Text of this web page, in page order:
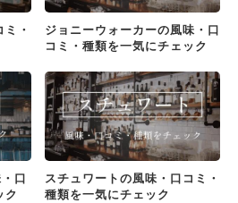
・
ジョニーウォーカーの風味・口
コミ・種類を一気にチェック
口
ク
スチュワートの風味・口コミ・
種類を一気にチェック